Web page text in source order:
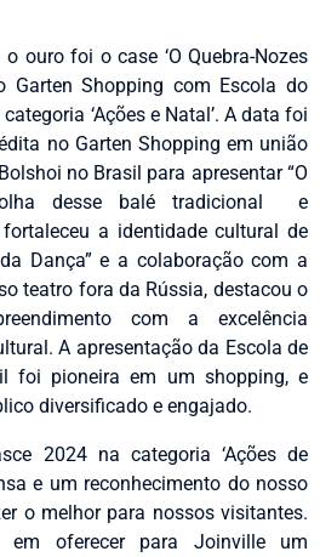
ouro foi o case ‘O Quebra-Nozes
Shopping com Escola do
‘Ações e Natal’. A data foi
no Garten Shopping em união
no Brasil para apresentar “O
desse balé tradicional e
a identidade cultural de
Dança” e a colaboração com a
teatro fora da Rússia, destacou o
com a excelência
A apresentação da Escola de
foi pioneira em um shopping, e
diversificado e engajado.
2024 na categoria ‘Ações de
e um reconhecimento do nosso
o melhor para nossos visitantes.
em oferecer para Joinville um